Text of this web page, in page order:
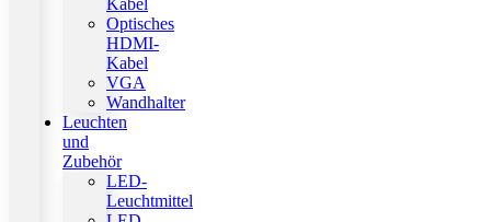
Optisches
HDMI-
Kabel
VGA
Wandhalter
Leuchten
und
Zubehör
LED-
Leuchtmittel